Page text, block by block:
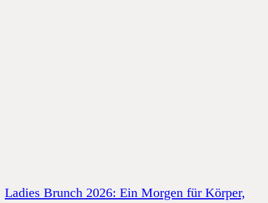
Ladies Brunch 2026: Ein Morgen für Körper,